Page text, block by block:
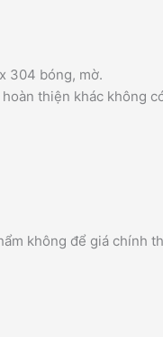
304 bóng, mờ.
thiện khác không
không để giá chính